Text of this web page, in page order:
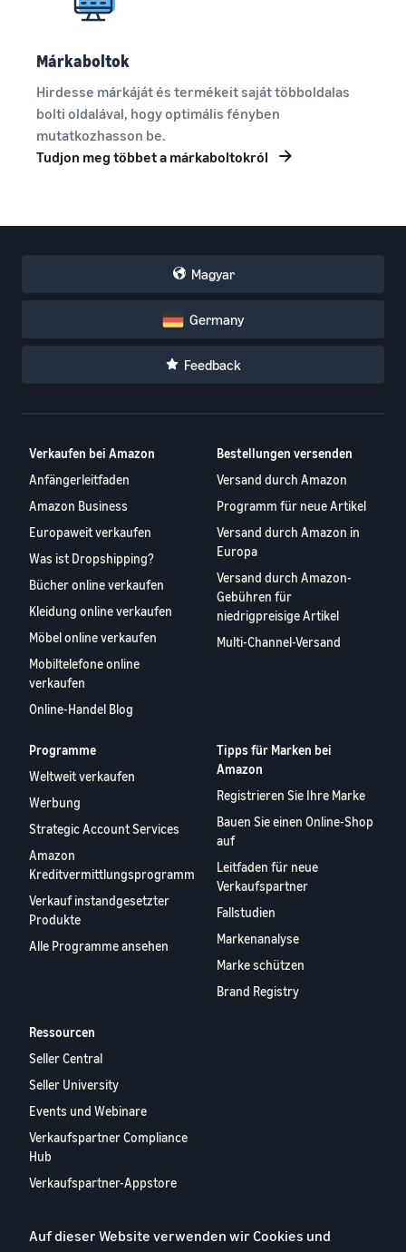
Márkaboltok
Hirdesse márkáját és termékeit saját többoldalas
bolti oldalával, hogy optimális fényben
mutatkozhasson be.
Tudjon meg többet a márkaboltokról
Magyar
Germany
Feedback
Verkaufen bei Amazon
Anfängerleitfaden
Amazon Business
Europaweit verkaufen
Was ist Dropshipping?
Bücher online verkaufen
Kleidung online verkaufen
Möbel online verkaufen
Mobiltelefone online
verkaufen
Online-Handel Blog
Bestellungen versenden
Versand durch Amazon
Programm für neue Artikel
Versand durch Amazon in
Europa
Versand durch Amazon-
Gebühren für
niedrigpreisige Artikel
Multi-Channel-Versand
Programme
Weltweit verkaufen
Werbung
Strategic Account Services
Amazon
Kreditvermittlungsprogramm
Verkauf instandgesetzter
Produkte
Alle Programme ansehen
Tipps für Marken bei
Amazon
Registrieren Sie Ihre Marke
Bauen Sie einen Online-Shop
auf
Leitfaden für neue
Verkaufspartner
Fallstudien
Markenanalyse
Marke schützen
Brand Registry
Ressourcen
Seller Central
Seller University
Events und Webinare
Verkaufspartner Compliance
Hub
Verkaufspartner-Appstore
Verkaufspartner-Bericht
Auf dieser Website verwenden wir Cookies und